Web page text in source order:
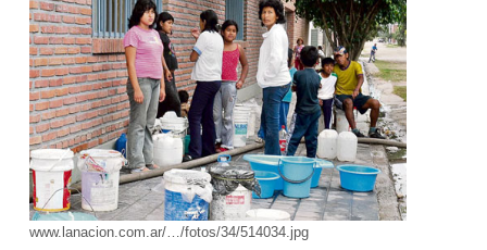
www.lanacion.com.ar/…/fotos/34/514034.jpg